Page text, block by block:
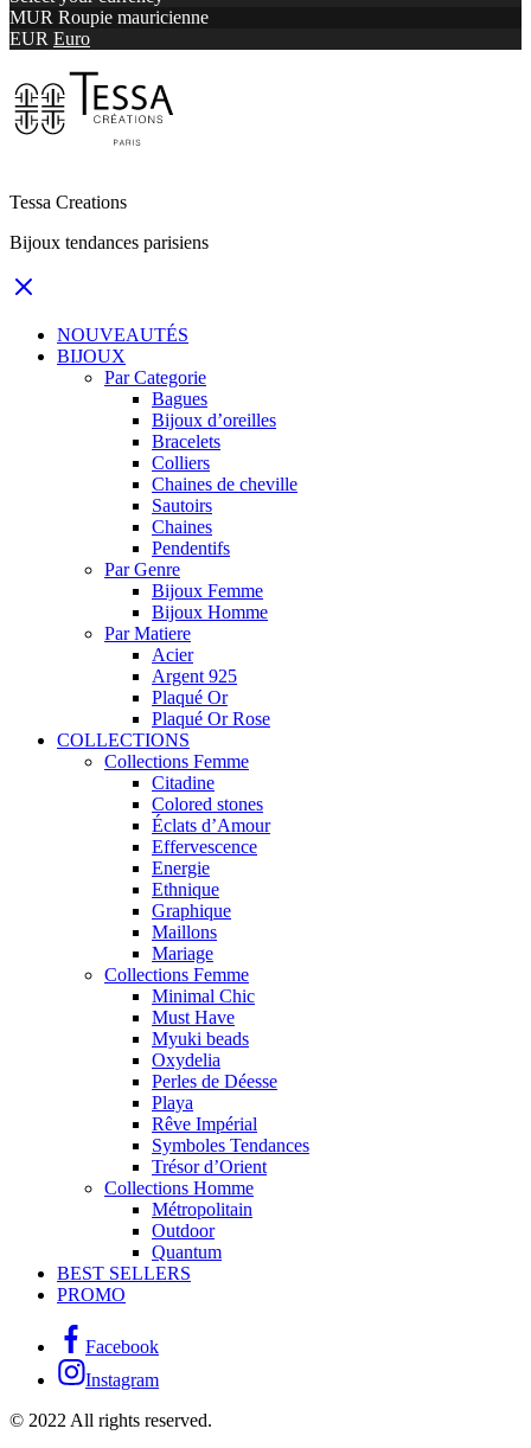
MUR Roupie mauricienne
EUR Euro
Tessa Creations
Bijoux tendances parisiens
NOUVEAUTÉS
BIJOUX
Par Categorie
Bagues
Bijoux d’oreilles
Bracelets
Colliers
Chaines de cheville
Sautoirs
Chaines
Pendentifs
Par Genre
Bijoux Femme
Bijoux Homme
Par Matiere
Acier
Argent 925
Plaqué Or
Plaqué Or Rose
COLLECTIONS
Collections Femme
Citadine
Colored stones
Éclats d’Amour
Effervescence
Energie
Ethnique
Graphique
Maillons
Mariage
Collections Femme
Minimal Chic
Must Have
Myuki beads
Oxydelia
Perles de Déesse
Playa
Rêve Impérial
Symboles Tendances
Trésor d’Orient
Collections Homme
Métropolitain
Outdoor
Quantum
BEST SELLERS
PROMO
Facebook
Instagram
© 2022 All rights reserved.